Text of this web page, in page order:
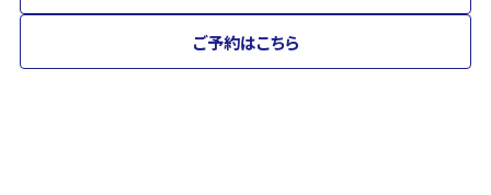
ご予約はこちら